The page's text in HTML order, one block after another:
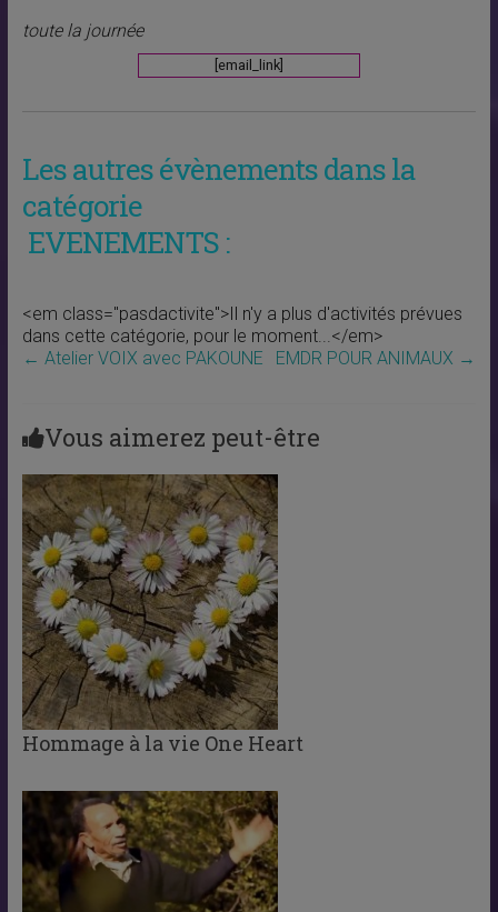
toute la journée
[email_link]
Les autres évènements dans la
catégorie
EVENEMENTS :
<em class="pasdactivite">Il n'y a plus d'activités prévues
dans cette catégorie, pour le moment...</em>
← Atelier VOIX avec PAKOUNE EMDR POUR ANIMAUX →
Vous aimerez peut-être
Hommage à la vie One Heart